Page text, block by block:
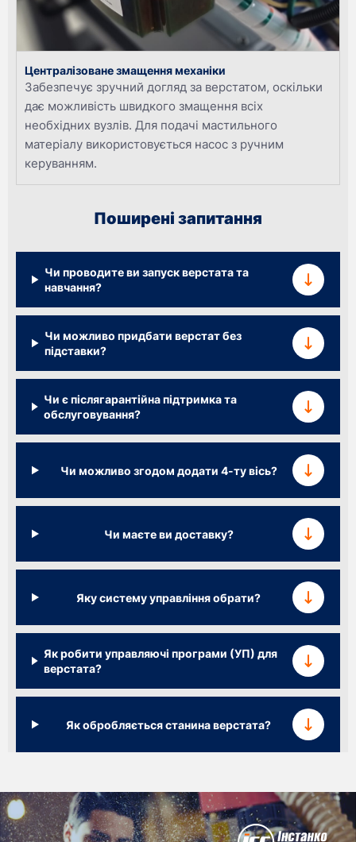
Централізоване змащення механіки
Забезпечує зручний догляд за верстатом, оскільки
дає можливість швидкого змащення всіх
необхідних вузлів. Для подачі мастильного
матеріалу використовується насос з ручним
керуванням.
Поширені запитання
Чи проводите ви запуск верстата та
навчання?
Чи можливо придбати верстат без
підставки?
Чи є післягарантійна підтримка та
обслуговування?
Чи можливо згодом додати 4-ту вісь?
Чи маєте ви доставку?
Яку систему управління обрати?
Як робити управляючі програми (УП) для
верстата?
Як обробляється станина верстата?